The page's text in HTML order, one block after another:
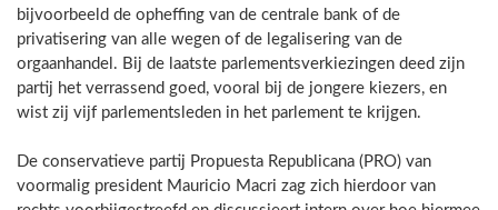
bijvoorbeeld de opheffing van de centrale bank of de
privatisering van alle wegen of de legalisering van de
orgaanhandel. Bij de laatste parlementsverkiezingen deed zijn
partij het verrassend goed, vooral bij de jongere kiezers, en
wist zij vijf parlementsleden in het parlement te krijgen.
De conservatieve partij Propuesta Republicana (PRO) van
voormalig president Mauricio Macri zag zich hierdoor van